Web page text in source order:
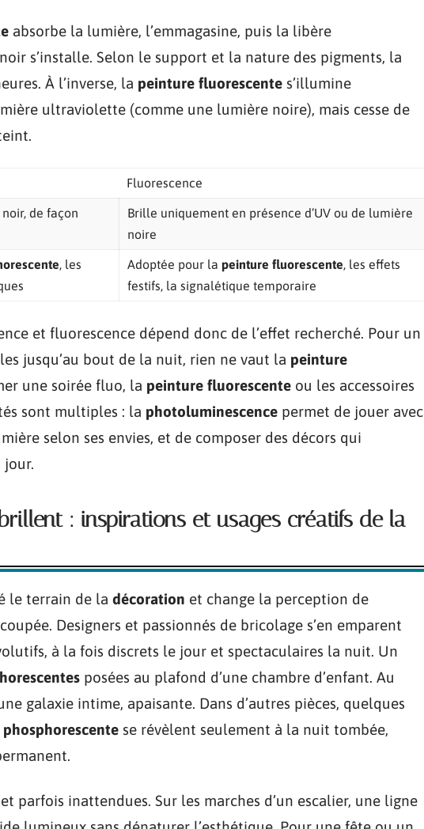
absorbe la lumière, l’emmagasine, puis la libère
s’installe. Selon le support et la nature des pigments, la
À l’inverse, la peinture fluorescente s’illumine
ultraviolette (comme une lumière noire), mais cesse de
Fluorescence
de façon
Brille uniquement en présence d’UV ou de lumière
noire
, les
Adoptée pour la peinture fluorescente, les effets
festifs, la signalétique temporaire
et fluorescence dépend donc de l’effet recherché. Pour un
jusqu’au bout de la nuit, rien ne vaut la peinture
une soirée fluo, la peinture fluorescente ou les accessoires
sont multiples : la photoluminescence permet de jouer avec
selon ses envies, et de composer des décors qui
jour.
: inspirations et usages créatifs de la
le terrain de la décoration et change la perception de
Designers et passionnés de bricolage s’en emparent
à la fois discrets le jour et spectaculaires la nuit. Un
posées au plafond d’une chambre d’enfant. Au
galaxie intime, apaisante. Dans d’autres pièces, quelques
se révèlent seulement à la nuit tombée,
parfois inattendues. Sur les marches d’un escalier, une ligne